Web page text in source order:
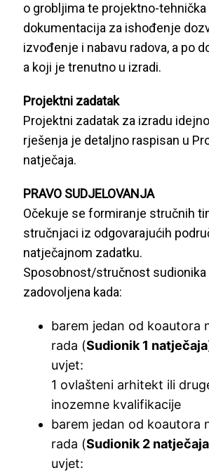
o grobljima te projektno-tehnička
dokumentacija za ishođenje
izvođenje i nabavu radova, a po
a koji je trenutno u izradi.
Projektni zadatak
Projektni zadatak za izradu
rješenja je detaljno raspisan u
natječaja.
PRAVO SUDJELOVANJA
Očekuje se formiranje stručnih
stručnjaci iz odgovarajućih
natječajnom zadatku.
Sposobnost/stručnost sudionika
zadovoljena kada:
barem jedan od koautora
rada (Sudionik 1 natječaja
uvjet:
1 ovlašteni arhitekt ili
inozemne kvalifikacije
barem jedan od koautora
rada (Sudionik 2 natječaja
uvjet: